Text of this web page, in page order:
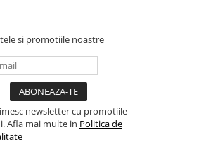
si promotiile noastre
newsletter cu promotiile
Afla mai multe in Politica de